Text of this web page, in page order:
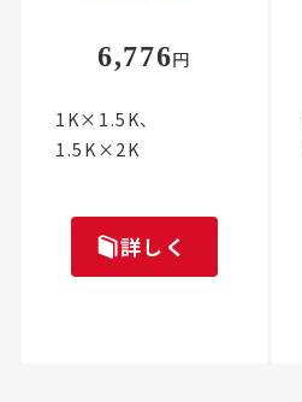
6,776円
1K×1.5K、
1.5K×2K
詳しく